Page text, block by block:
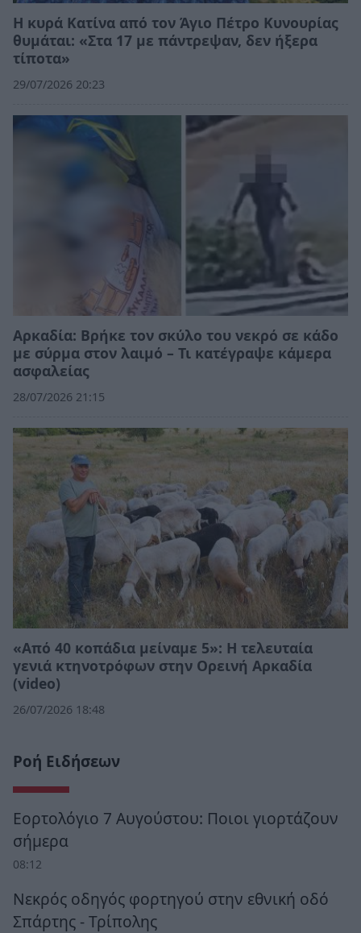
Η κυρά Κατίνα από τον Άγιο Πέτρο Κυνουρίας
θυμάται: «Στα 17 με πάντρεψαν, δεν ήξερα
τίποτα»
29/07/2026 20:23
Αρκαδία: Βρήκε τον σκύλο του νεκρό σε κάδο
με σύρμα στον λαιμό – Τι κατέγραψε κάμερα
ασφαλείας
28/07/2026 21:15
«Από 40 κοπάδια μείναμε 5»: Η τελευταία
γενιά κτηνοτρόφων στην Ορεινή Αρκαδία
(video)
26/07/2026 18:48
Ροή Ειδήσεων
Εορτολόγιο 7 Αυγούστου: Ποιοι γιορτάζουν
σήμερα
08:12
Νεκρός οδηγός φορτηγού στην εθνική οδό
Σπάρτης - Τρίπολης